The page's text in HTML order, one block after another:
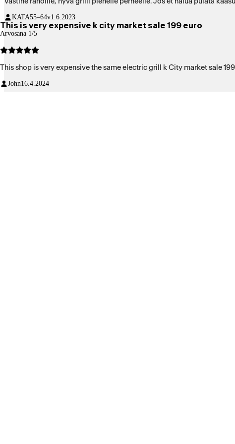
KATA55–64v1.6.2023
This is very expensive k city market sale 199 euro
Arvosana 1/5
This shop is very expensive the same electric grill k City market sale 199
John16.4.2024